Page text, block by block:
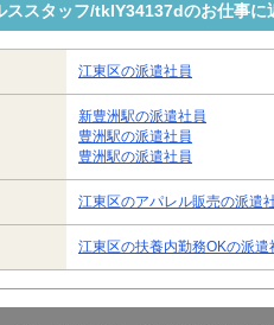
ススタッフ/tkIY34137dのお仕事に
江東区の派遣社員
新豊洲駅の派遣社員
豊洲駅の派遣社員
豊洲駅の派遣社員
江東区のアパレル販売の派遣
江東区の扶養内勤務OKの派遣